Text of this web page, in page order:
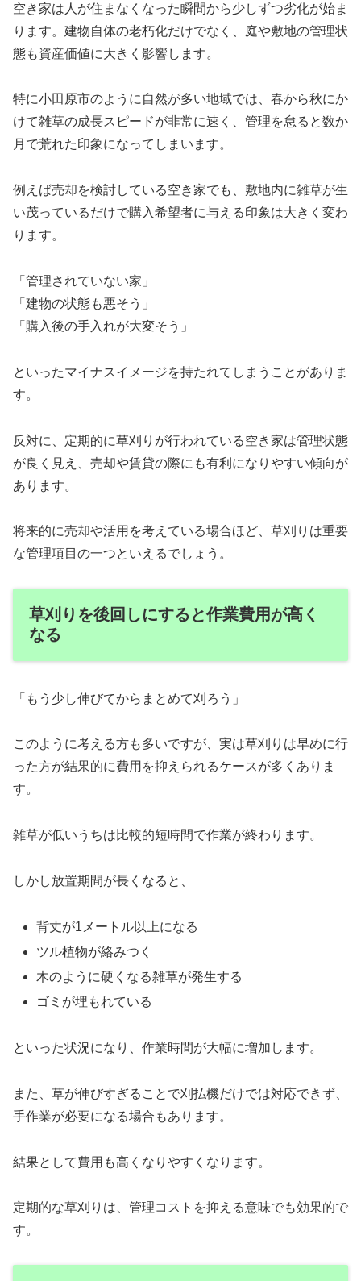
空き家は人が住まなくなった瞬間から少しずつ劣化が始ま
ります。建物自体の老朽化だけでなく、庭や敷地の管理状
態も資産価値に大きく影響します。
特に小田原市のように自然が多い地域では、春から秋にか
けて雑草の成長スピードが非常に速く、管理を怠ると数か
月で荒れた印象になってしまいます。
例えば売却を検討している空き家でも、敷地内に雑草が生
い茂っているだけで購入希望者に与える印象は大きく変わ
ります。
「管理されていない家」
「建物の状態も悪そう」
「購入後の手入れが大変そう」
といったマイナスイメージを持たれてしまうことがありま
す。
反対に、定期的に草刈りが行われている空き家は管理状態
が良く見え、売却や賃貸の際にも有利になりやすい傾向が
あります。
将来的に売却や活用を考えている場合ほど、草刈りは重要
な管理項目の一つといえるでしょう。
草刈りを後回しにすると作業費用が高く
なる
「もう少し伸びてからまとめて刈ろう」
このように考える方も多いですが、実は草刈りは早めに行
った方が結果的に費用を抑えられるケースが多くありま
す。
雑草が低いうちは比較的短時間で作業が終わります。
しかし放置期間が長くなると、
背丈が1メートル以上になる
ツル植物が絡みつく
木のように硬くなる雑草が発生する
ゴミが埋もれている
といった状況になり、作業時間が大幅に増加します。
また、草が伸びすぎることで刈払機だけでは対応できず、
手作業が必要になる場合もあります。
結果として費用も高くなりやすくなります。
定期的な草刈りは、管理コストを抑える意味でも効果的で
す。